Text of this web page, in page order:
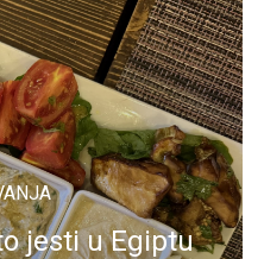
jesti u Egiptu